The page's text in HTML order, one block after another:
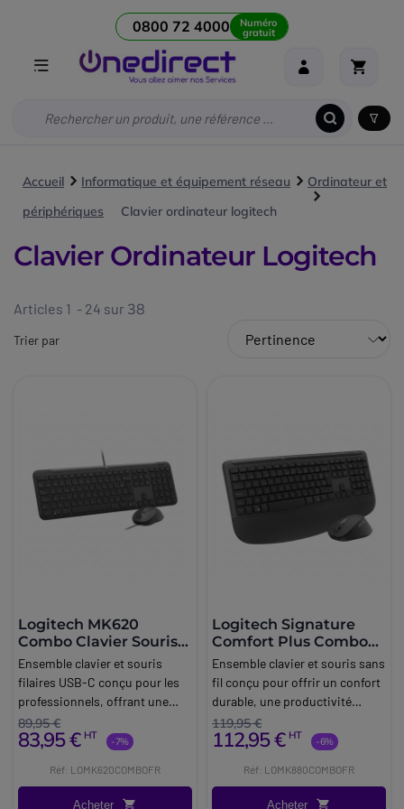
0800 72 4000 Numéro
gratuit
Accueil Informatique et équipement réseau
Ordinateur et
périphériques
Clavier ordinateur logitech
Clavier Ordinateur Logitech
Articles 1 - 24 sur 38
Trier par
Logitech MK620
Combo Clavier Souris
filaire
Ensemble clavier et souris
filaires USB-C conçu pour les
professionnels, offrant une
frappe silencieuse, des
raccourcis de productivité et
89,95 €
83,95 € HT -7%
Réf: LOMK620COMBOFR
Acheter
Logitech Signature
Comfort Plus Combo
MK880 Clavier - Souris
sans fil
Ensemble clavier et souris sans
fil conçu pour offrir un confort
durable, une productivité
accrue et une connectivité
multi-appareils dans les
professionnels.
119,95 €
112,95 € HT -6%
Réf: LOMK880COMBOFR
Acheter